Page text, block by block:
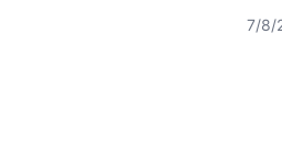
7/8/